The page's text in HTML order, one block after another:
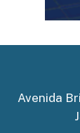
Avenida